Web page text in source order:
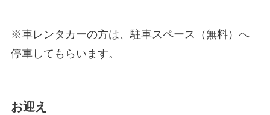
※車レンタカーの方は、駐車スペース（無料）へ
停車してもらいます。
お迎え